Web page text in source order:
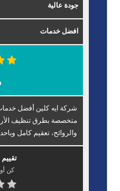
جودة عالية
افضل خدمات
شركة ايه كلين أفضل
متخصصة بطرق تنظيف
والروائح، تعقيم كامل
كن